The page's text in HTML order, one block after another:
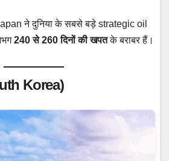
ने दुनिया के सबसे बड़े strategic oil
240 से 260 दिनों की खपतके बराबर हैं।
Korea)